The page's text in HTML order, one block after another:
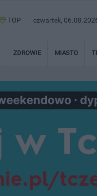
TOP czwartek,
ZDROWIE MIASTO